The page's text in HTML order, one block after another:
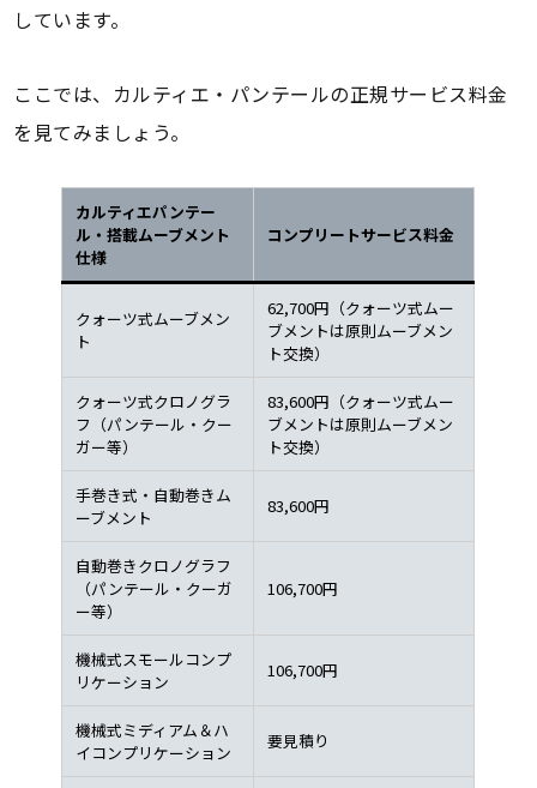
しています。
ここでは、カルティエ・パンテールの正規サービス料金
を見てみましょう。
カルティエパンテー
ル・搭載ムーブメント
仕様
コンプリートサービス料金
クォーツ式ムーブメン
ト
62,700円（クォーツ式ムー
ブメントは原則ムーブメン
ト交換）
クォーツ式クロノグラ
フ（パンテール・クー
ガー等）
83,600円（クォーツ式ムー
ブメントは原則ムーブメン
ト交換）
手巻き式・自動巻きム
ーブメント
83,600円
自動巻きクロノグラフ
（パンテール・クーガ
ー等）
106,700円
機械式スモールコンプ
リケーション
106,700円
機械式ミディアム＆ハ
イコンプリケーション
要見積り